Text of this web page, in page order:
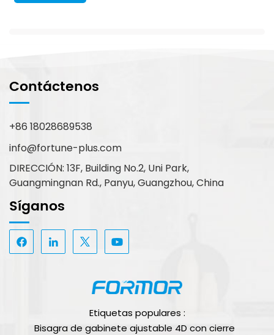
Contáctenos
+86 18028689538
info@fortune-plus.com
DIRECCIÓN: 13F, Building No.2, Uni Park,
Guangmingnan Rd., Panyu, Guangzhou, China
Síganos
Etiquetas populares :
Bisagra de gabinete ajustable 4D con cierre